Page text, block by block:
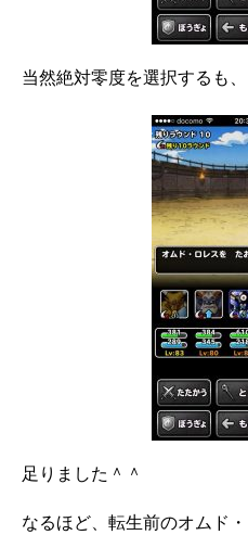
当然絶対零度を選択するも、
足りました＾＾
なるほど、転生前のオムド